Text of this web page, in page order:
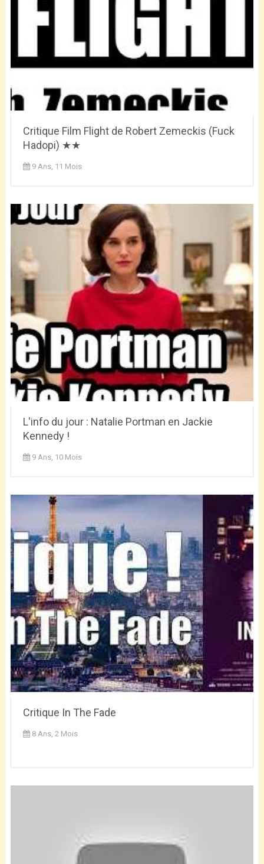
Critique Film Flight de Robert Zemeckis (Fuck
Hadopi) ★★
9 Ans, 11 Mois
L'info du jour : Natalie Portman en Jackie
Kennedy !
9 Ans, 10 Mois
Critique In The Fade
8 Ans, 2 Mois